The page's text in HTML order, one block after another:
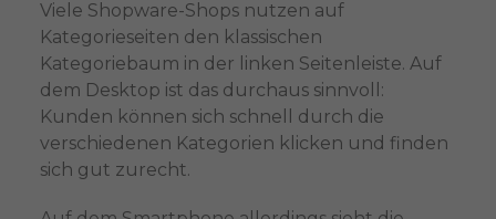
Viele Shopware-Shops nutzen auf
Kategorieseiten den klassischen
Kategoriebaum in der linken Seitenleiste. Auf
dem Desktop ist das durchaus sinnvoll:
Kunden können sich schnell durch die
verschiedenen Kategorien klicken und finden
sich gut zurecht.